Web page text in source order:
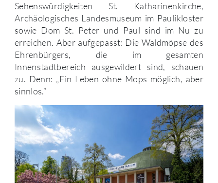
Sehenswürdigkeiten St. Katharinenkirche,
Archäologisches Landesmuseum im Paulikloster
sowie Dom St. Peter und Paul sind im Nu zu
erreichen. Aber aufgepasst: Die Waldmöpse des
Ehrenbürgers, die im gesamten
Innenstadtbereich ausgewildert sind, schauen
zu. Denn: „Ein Leben ohne Mops möglich, aber
sinnlos.“